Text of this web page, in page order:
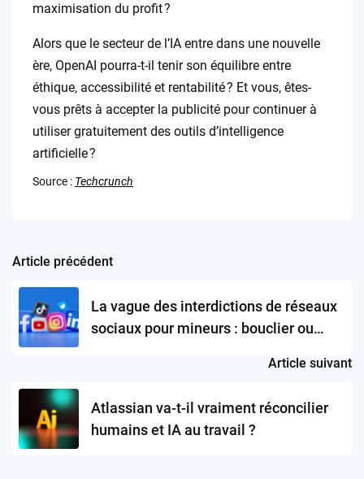
maximisation du profit ?
Alors que le secteur de l’IA entre dans une nouvelle
ère, OpenAI pourra-t-il tenir son équilibre entre
éthique, accessibilité et rentabilité ? Et vous, êtes-
vous prêts à accepter la publicité pour continuer à
utiliser gratuitement des outils d’intelligence
artificielle ?
Source : Techcrunch
Post
navigation
Article précédent
La vague des interdictions de réseaux
sociaux pour mineurs : bouclier ou
Article suivant
Atlassian va-t-il vraiment réconcilier
humains et IA au travail ?